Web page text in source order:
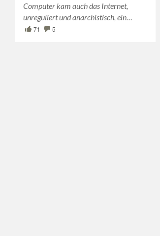
Computer kam auch das Internet,
unreguliert und anarchistisch, ein…
71 5